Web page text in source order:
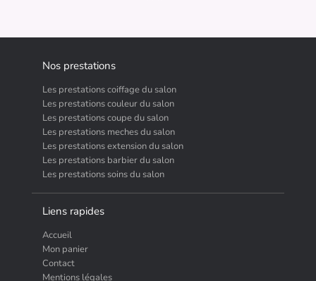
Nos prestations
Les prestations coiffage du salon
Les prestations couleur du salon
Les prestations coupe du salon
Les prestations meches du salon
Les prestations extension du salon
Les prestations barbier du salon
Les prestations soins du salon
Liens rapides
Accueil
Mon panier
Contact
Mentions légales